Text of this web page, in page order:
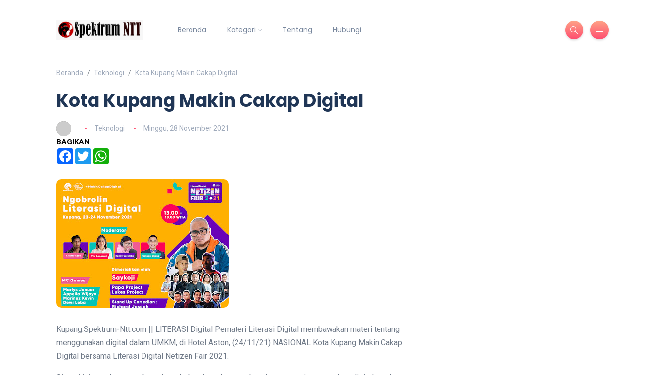
Beranda Kategori Tentang Hubungi
Beranda Teknologi Kota Kupang Makin Cakap Digital
Kota Kupang Makin Cakap Digital
Teknologi Minggu, 28 November 2021
BAGIKAN
Facebook
Twitter
Kupang.Spektrum-Ntt.com || LITERASI Digital Pemateri Literasi Digital membawakan materi tentang
menggunakan digital dalam UMKM, di Hotel Aston, (24/11/21) NASIONAL Kota Kupang Makin Cakap
Digital bersama Literasi Digital Netizen Fair 2021.